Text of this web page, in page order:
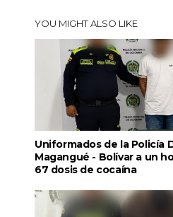
YOU MIGHT ALSO LIKE
Uniformados de la Policía
Magangué - Bolívar a un
67 dosis de cocaína